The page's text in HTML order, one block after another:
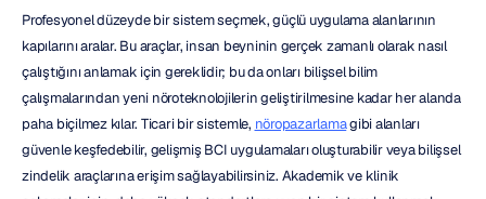
Profesyonel düzeyde bir sistem seçmek, güçlü uygulama alanlarının
kapılarını aralar. Bu araçlar, insan beyninin gerçek zamanlı olarak nasıl
çalıştığını anlamak için gereklidir; bu da onları bilişsel bilim
çalışmalarından yeni nöroteknolojilerin geliştirilmesine kadar her alanda
paha biçilmez kılar. Ticari bir sistemle, nöropazarlama gibi alanları
güvenle keşfedebilir, gelişmiş BCI uygulamaları oluşturabilir veya bilişsel
zindelik araçlarına erişim sağlayabilirsiniz. Akademik ve klinik